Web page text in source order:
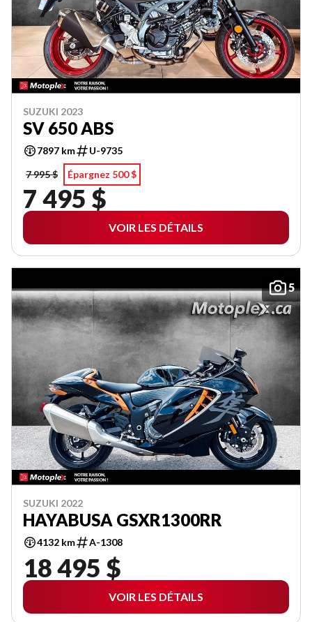
SUZUKI 2023
SV 650 ABS
7897 km
U-9735
7 995 $
Épargnez 500 $
7 495 $
VOIR LES DÉTAILS
5
SUZUKI 2022
HAYABUSA GSXR1300RR
4132 km A-1308
18 495 $
VOIR LES DÉTAILS